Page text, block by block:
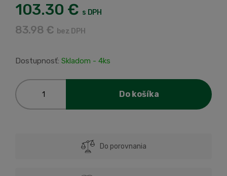
Dostupnosť: Skladom - 4ks
103.30 € s DPH
83.98 € bez DPH
Do košíka
Do porovnania